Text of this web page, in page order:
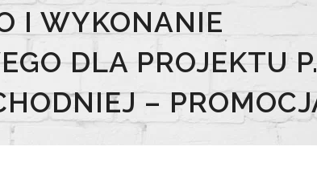
I WYKONANIE
DLA PROJEKTU
–